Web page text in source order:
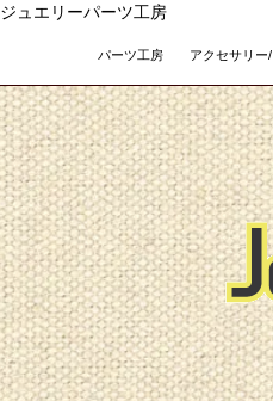
ジュエリーパーツ工房
パーツ工房 アクセサリー/